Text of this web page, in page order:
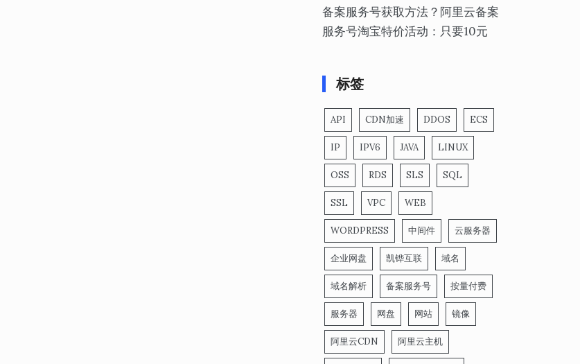
备案服务号获取方法？阿里云备案
服务号淘宝特价活动：只要10元
标签
API CDN加速 DDOS ECS
IP IPV6 JAVA LINUX
OSS RDS SLS SQL
SSL VPC WEB
WORDPRESS 中间件 云服务器
企业网盘 凯铧互联 域名
域名解析 备案服务号 按量付费
服务器 网盘 网站 镜像
阿里云CDN 阿里云主机